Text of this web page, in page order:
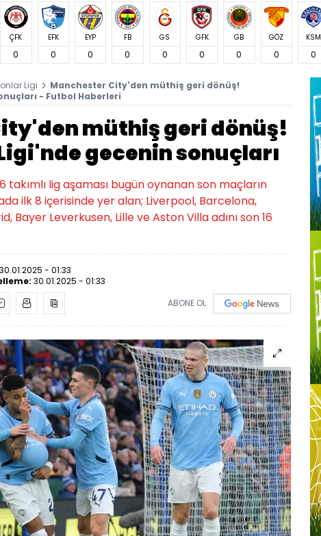
ÇFK
0
EFK
0
EYP
0
FB
0
GS
0
GFK
0
GB
0
GÖZ
0
KSM
0
Ligi
Manchester City'den müthiş geri dönüş!
- Futbol Haberleri
müthiş geri dönüş!
gecenin sonuçları
takımlı lig aşaması bugün oynanan son maçların
ilk 8 içerisinde yer alan; Liverpool, Barcelona,
Bayer Leverkusen, Lille ve Aston Villa adını son 16
30.01.2025 - 01:33
30.01.2025 - 01:33
ABONE OL